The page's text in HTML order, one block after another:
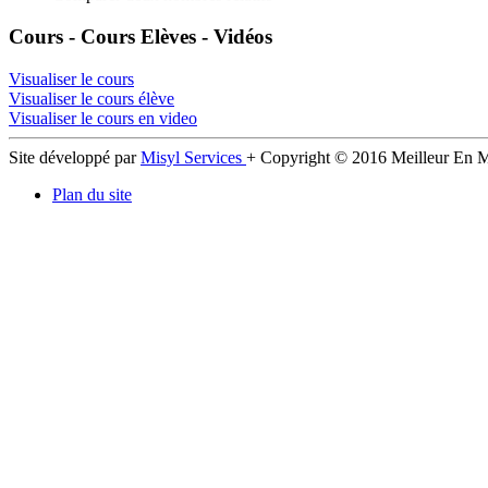
Cours - Cours Elèves - Vidéos
Visualiser le cours
Visualiser le cours élève
Visualiser le cours en video
Site développé parMisyl Services + Copyright © 2016 Meilleur En
Plan du site